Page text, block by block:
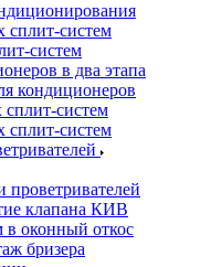
систем
систем
в два этапа
кондиционеров
систем
систем
клапана КИВ
оконный откос
бризера